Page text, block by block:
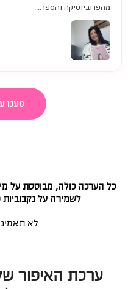
מהפרוביוטיקה והספר....
טענו
כל הערכה כולה, מבוססת על
לשמירה על נקבוביות
לא
ערכת האיפור